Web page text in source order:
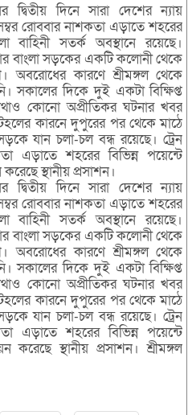
দিনে সারা দেশের ন্যায়
রোববার নাশকতা এড়াতে শহরের
বাহিনী সতর্ক অবস্থানে রয়েছে।
বাংলা সড়কের একটি কলোনী থেকে
কারণে শ্রীমঙ্গল থেকে
সকালের দিকে দুই একটা বিক্ষিপ্ত
কোনো অপ্রীতিকর ঘটনার খবর
কারনে দুপুরের পর থেকে মাঠে
যান চলা-চল বন্ধ রয়েছে। ট্রেন
এড়াতে শহরের বিভিন্ন পয়েন্টে
স্থানীয় প্রসাশন।
দিনে সারা দেশের ন্যায়
রোববার নাশকতা এড়াতে শহরের
বাহিনী সতর্ক অবস্থানে রয়েছে।
বাংলা সড়কের একটি কলোনী থেকে
কারণে শ্রীমঙ্গল থেকে
সকালের দিকে দুই একটা বিক্ষিপ্ত
কোনো অপ্রীতিকর ঘটনার খবর
কারনে দুপুরের পর থেকে মাঠে
যান চলা-চল বন্ধ রয়েছে। ট্রেন
এড়াতে শহরের বিভিন্ন পয়েন্টে
স্থানীয় প্রসাশন। শ্রীমঙ্গল